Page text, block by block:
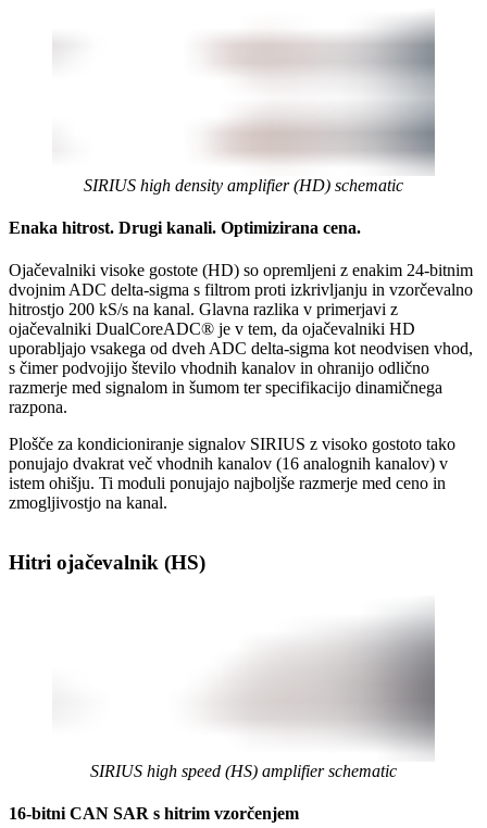
SIRIUS high density amplifier (HD) schematic
Enaka hitrost. Drugi kanali. Optimizirana cena.
Ojačevalniki visoke gostote (HD) so opremljeni z enakim 24-bitnim
dvojnim ADC delta-sigma s filtrom proti izkrivljanju in vzorčevalno
hitrostjo 200 kS/s na kanal. Glavna razlika v primerjavi z
ojačevalniki DualCoreADC® je v tem, da ojačevalniki HD
uporabljajo vsakega od dveh ADC delta-sigma kot neodvisen vhod,
s čimer podvojijo število vhodnih kanalov in ohranijo odlično
razmerje med signalom in šumom ter specifikacijo dinamičnega
razpona.
Plošče za kondicioniranje signalov SIRIUS z visoko gostoto tako
ponujajo dvakrat več vhodnih kanalov (16 analognih kanalov) v
istem ohišju. Ti moduli ponujajo najboljše razmerje med ceno in
zmogljivostjo na kanal.
Hitri ojačevalnik (HS)
SIRIUS high speed (HS) amplifier schematic
16-bitni CAN SAR s hitrim vzorčenjem